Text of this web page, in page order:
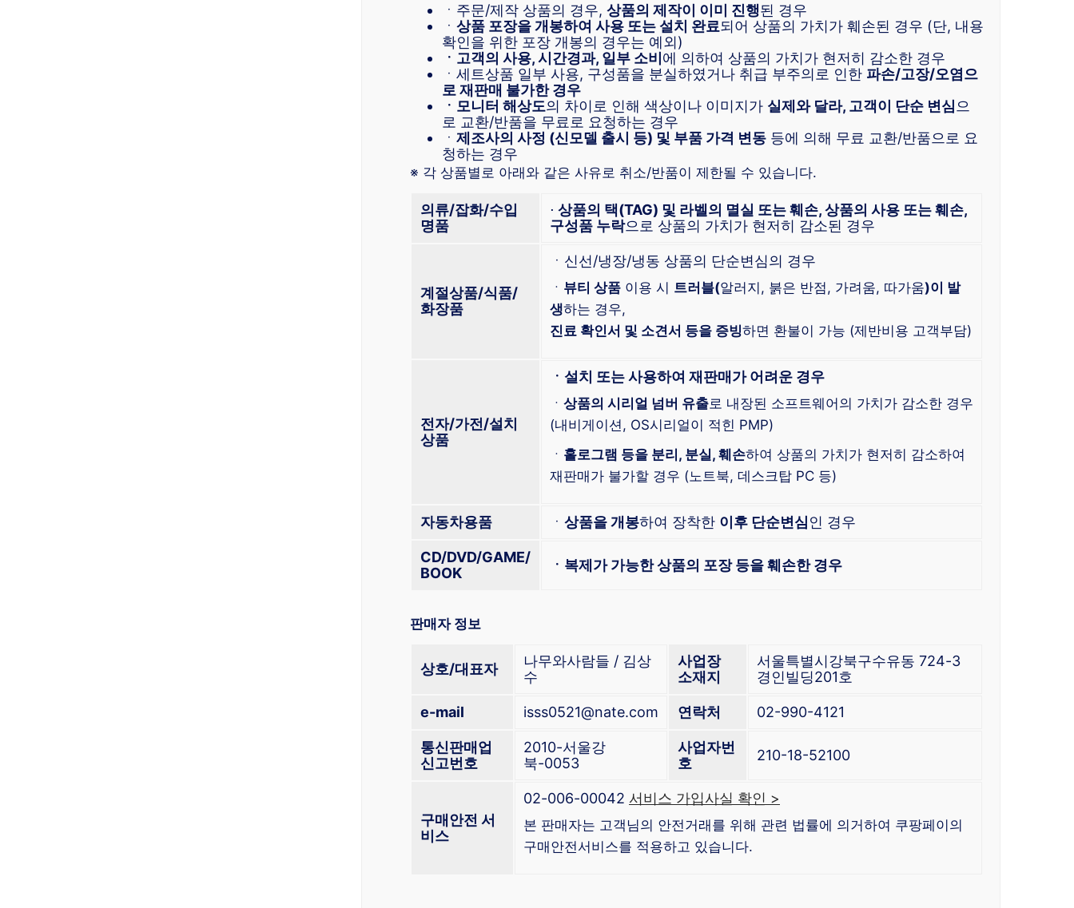
ㆍ주문/제작 상품의 경우, 상품의 제작이 이미 진행된 경우
ㆍ 상품 포장을 개봉하여 사용 또는 설치 완료되어 상품의 가치가 훼손된 경우 (단, 내용
확인을 위한 포장 개봉의 경우는 예외)
ㆍ고객의 사용, 시간경과, 일부 소비에 의하여 상품의 가치가 현저히 감소한 경우
ㆍ세트상품 일부 사용, 구성품을 분실하였거나 취급 부주의로 인한 파손/고장/오염으
로 재판매 불가한 경우
ㆍ모니터 해상도의 차이로 인해 색상이나 이미지가 실제와 달라, 고객이 단순 변심 으
로 교환/반품을 무료로 요청하는 경우
ㆍ 제조사의 사정 (신모델 출시 등) 및 부품 가격 변동 등에 의해 무료 교환/반품으로 요
청하는 경우
※ 각 상품별로 아래와 같은 사유로 취소/반품이 제한될 수 있습니다.
의류/잡화/수입
명품
⋅ 상품의 택(TAG) 및 라벨의 멸실 또는 훼손, 상품의 사용 또는 훼손,
구성품 누락으로 상품의 가치가 현저히 감소된 경우
계절상품/식품/
화장품
ㆍ신선/냉장/냉동 상품의 단순변심의 경우
ㆍ 뷰티 상품 이용 시 트러블(알러지, 붉은 반점, 가려움, 따가움)이 발
생하는 경우,
진료 확인서 및 소견서 등을 증빙하면 환불이 가능 (제반비용 고객부담)
전자/가전/설치
상품
ㆍ설치 또는 사용하여 재판매가 어려운 경우
ㆍ 상품의 시리얼 넘버 유출로 내장된 소프트웨어의 가치가 감소한 경우
(내비게이션, OS시리얼이 적힌 PMP)
ㆍ 홀로그램 등을 분리, 분실, 훼손하여 상품의 가치가 현저히 감소하여
재판매가 불가할 경우 (노트북, 데스크탑 PC 등)
자동차용품 ㆍ 상품을 개봉하여 장착한 이후 단순변심인 경우
CD/DVD/GAME/
BOOK
ㆍ복제가 가능한 상품의 포장 등을 훼손한 경우
판매자 정보
상호/대표자
나무와사람들 / 김상
수
사업장
소재지
서울특별시강북구수유동 724-3
경인빌딩201호
e-mail isss0521@nate.com 연락처 02-990-4121
통신판매업
신고번호
2010-서울강
북-0053
사업자번
호
210-18-52100
구매안전 서
비스
02-006-00042 서비스 가입사실 확인 >
본 판매자는 고객님의 안전거래를 위해 관련 법률에 의거하여 쿠팡페이의
구매안전서비스를 적용하고 있습니다.